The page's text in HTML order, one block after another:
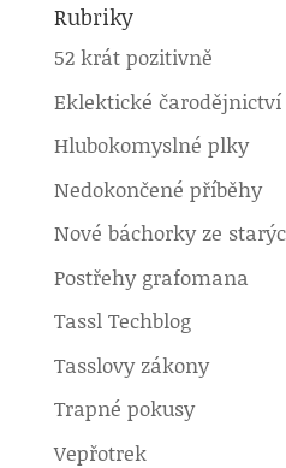
Rubriky
52 krát pozitivně
Eklektické čarodějnictví
Hlubokomyslné plky
Nedokončené příběhy
Nové báchorky ze
Postřehy grafomana
Tassl Techblog
Tasslovy zákony
Trapné pokusy
Vepřotrek